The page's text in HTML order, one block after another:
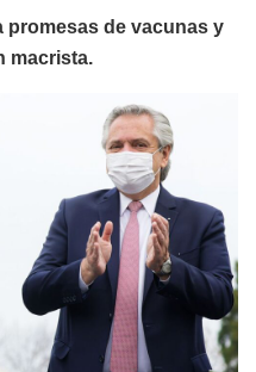
promesas de vacunas y
macrista.